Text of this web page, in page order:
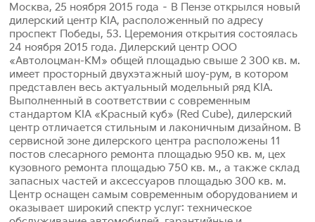
Москва, 25 ноября 2015 года – В Пензе открылся новый
дилерский центр KIA, расположенный по адресу
проспект Победы, 53. Церемония открытия состоялась
24 ноября 2015 года. Дилерский центр ООО
«Автолоцман-КМ» общей площадью свыше 2 300 кв. м.
имеет просторный двухэтажный шоу-рум, в котором
представлен весь актуальный модельный ряд KIA.
Выполненный в соответствии с современным
стандартом KIA «Красный куб» (Red Cube), дилерский
центр отличается стильным и лаконичным дизайном. В
сервисной зоне дилерского центра расположены 11
постов слесарного ремонта площадью 950 кв. м, цех
кузовного ремонта площадью 750 кв. м., а также склад
запасных частей и аксессуаров площадью 300 кв. м.
Центр оснащен самым современным оборудованием и
оказывает широкий спектр услуг: техническое